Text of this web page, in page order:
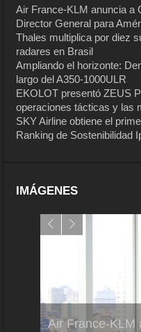
Air France-KLM anuncia a
Director General para
Thales multiplica por diez
radares en Brasil
Ampliando el horizonte:
largo del A350-1000ULR
EKOLOT presentó ZEUS
operaciones tácticas y las
SKY Airline obtiene el
Ranking de Sostenibilidad
IMÁGENES
Air France-KLM
Thales